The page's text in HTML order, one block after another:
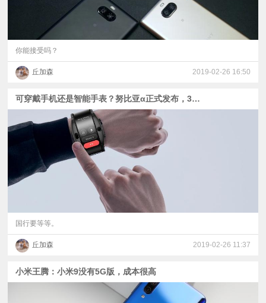
你能接受吗？
丘加森 2019-02-26 16:50
可穿戴手机还是智能手表？努比亚α正式发布，3400元起售
国行要等等。
丘加森 2019-02-26 11:37
小米王腾：小米9没有5G版，成本很高